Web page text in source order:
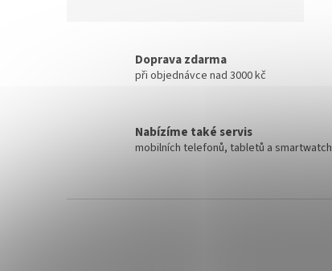
Doprava zdarma
při objednávce nad 3000 kč
Nabízíme také servis
mobilních telefonů, tabletů a smartwatch